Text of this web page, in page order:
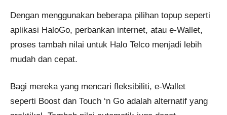
Dengan menggunakan beberapa pilihan topup seperti
aplikasi HaloGo, perbankan internet, atau e-Wallet,
proses tambah nilai untuk Halo Telco menjadi lebih
mudah dan cepat.
Bagi mereka yang mencari fleksibiliti, e-Wallet
seperti Boost dan Touch ‘n Go adalah alternatif yang